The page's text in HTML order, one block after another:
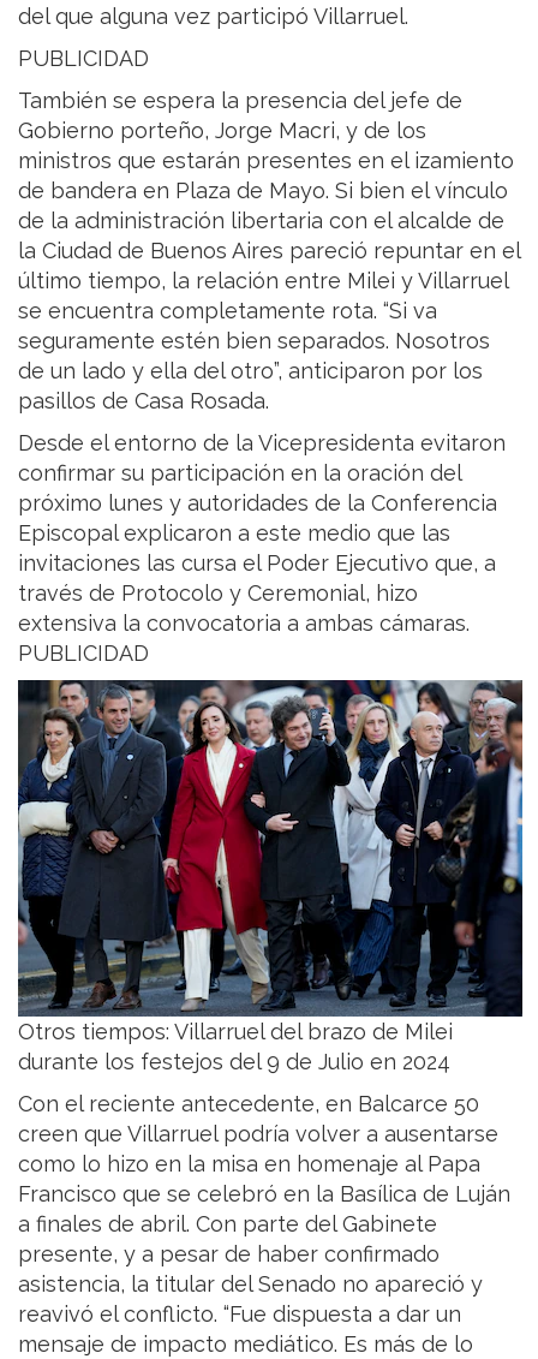
del que alguna vez participó Villarruel.
PUBLICIDAD
También se espera la presencia del jefe de
Gobierno porteño, Jorge Macri, y de los
ministros que estarán presentes en el izamiento
de bandera en Plaza de Mayo. Si bien el vínculo
de la administración libertaria con el alcalde de
la Ciudad de Buenos Aires pareció repuntar en el
último tiempo, la relación entre Milei y Villarruel
se encuentra completamente rota. “Si va
seguramente estén bien separados. Nosotros
de un lado y ella del otro”, anticiparon por los
pasillos de Casa Rosada.
Desde el entorno de la Vicepresidenta evitaron
confirmar su participación en la oración del
próximo lunes y autoridades de la Conferencia
Episcopal explicaron a este medio que las
invitaciones las cursa el Poder Ejecutivo que, a
través de Protocolo y Ceremonial, hizo
extensiva la convocatoria a ambas cámaras.
PUBLICIDAD
Otros tiempos: Villarruel del brazo de Milei
durante los festejos del 9 de Julio en 2024
Con el reciente antecedente, en Balcarce 50
creen que Villarruel podría volver a ausentarse
como lo hizo en la misa en homenaje al Papa
Francisco que se celebró en la Basílica de Luján
a finales de abril. Con parte del Gabinete
presente, y a pesar de haber confirmado
asistencia, la titular del Senado no apareció y
reavivó el conflicto. “Fue dispuesta a dar un
mensaje de impacto mediático. Es más de lo